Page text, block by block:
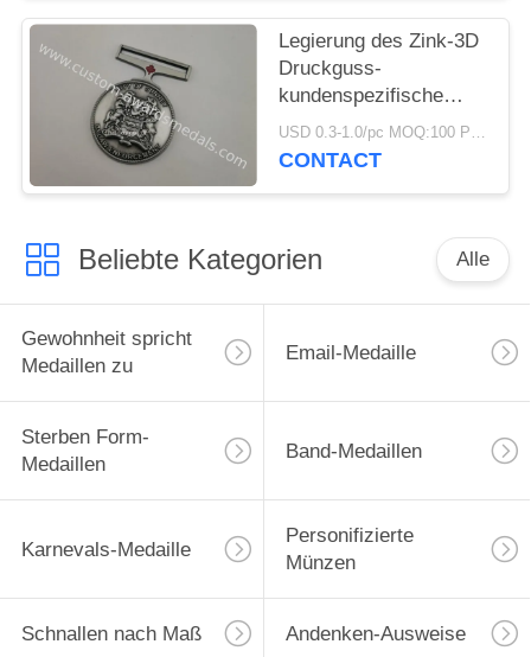
Legierung des Zink-3D
Druckguss-
kundenspezifische
Preis-Medaillen, antike
Polizei-Medaille
USD 0.3-1.0/pc MOQ:100 PC pro Entwurf
CONTACT
Beliebte Kategorien Alle
Gewohnheit spricht
Medaillen zu
Email-Medaille
Sterben Form-
Medaillen
Band-Medaillen
Karnevals-Medaille
Personifizierte
Münzen
Schnallen nach Maß Andenken-Ausweise